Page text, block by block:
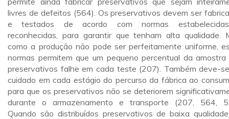
livres de defeitos (564). Os preservativos devem ser
e testados de acordo com normas
reconhecidas, para garantir que tenham alta qualidade.
como a produção não pode ser perfeitamente uniforme,
normas permitem que um pequeno percentual da amostra
preservativos falhe em cada teste (207). Também deve-
cuidado em cada estágio do percurso da fábrica ao
para que os preservativos não se deteriorem
durante o armazenamento e transporte (207, 564,
Quando são distribuídos preservativos de baixa